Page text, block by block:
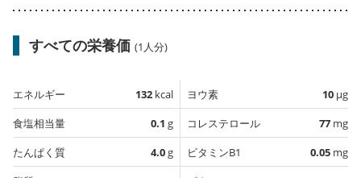
すべての栄養価 (1人分)
エネルギー 132 kcal
食塩相当量
0.1 g
たんぱく質
4.0g
ヨウ素 10 µg
コレステロール
77 mg
ビタミンB1
0.05 mg